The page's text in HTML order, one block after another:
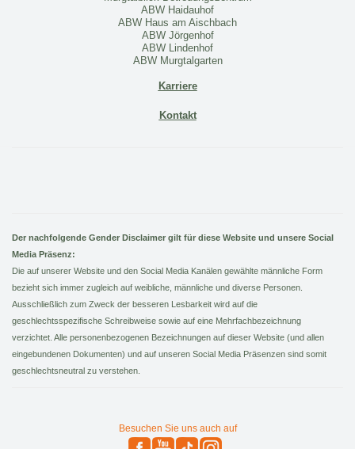
ABW Haidauhof
ABW Haus am Aischbach
ABW Jörgenhof
ABW Lindenhof
ABW Murgtalgarten
Karriere
Kontakt
Der nachfolgende Gender Disclaimer gilt für diese Website und unsere Social
Media Präsenz:
Die auf unserer Website und den Social Media Kanälen gewählte männliche Form
bezieht sich immer zugleich auf weibliche, männliche und diverse Personen.
Ausschließlich zum Zweck der besseren Lesbarkeit wird auf die
geschlechtsspezifische Schreibweise sowie auf eine Mehrfachbezeichnung
verzichtet. Alle personenbezogenen Bezeichnungen auf dieser Website (und allen
eingebundenen Dokumenten) und auf unseren Social Media Präsenzen sind somit
geschlechtsneutral zu verstehen.
Besuchen Sie uns auch auf